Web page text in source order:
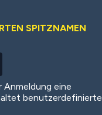
SPITZNAMEN
eine
benutzerdefinierte